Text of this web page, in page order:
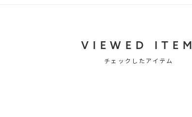
VIEWED ITEM
チェックしたアイテム